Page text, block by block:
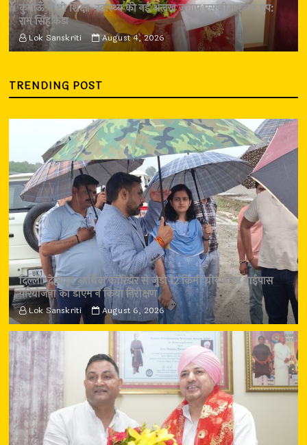
कुमाऊँ में भी शिक्षा-स्वास्थ्य की नई अलख जगाए एसजीआरआर ग्रुप:
राम सिंह कैड़ा
Lok Sanskriti August 4, 2026
TRENDING POST
दिल्ली-देहरादून आर्थिक कॉरिडोर से जुड़ी 12 किमी ग्रीनफील्ड बाईपास
परियोजना का डीएम ने किया निरीक्षण
Lok Sanskriti August 6, 2026